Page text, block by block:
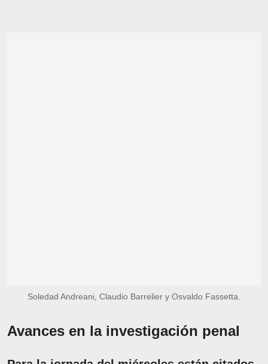
Soledad Andreani, Claudio Barrelier y Osvaldo Fassetta.
Avances en la investigación penal